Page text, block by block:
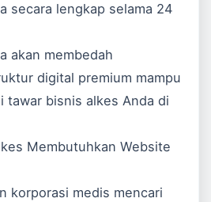
secara lengkap selama 24
akan membedah
digital premium mampu
tawar bisnis alkes Anda di
Membutuhkan Website
korporasi medis mencari